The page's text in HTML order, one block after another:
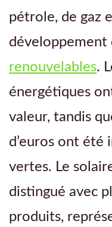
pétrole, de gaz
développement
renouvelables.
énergétiques
valeur, tandis
d’euros ont été
vertes. Le
distingué avec
produits,